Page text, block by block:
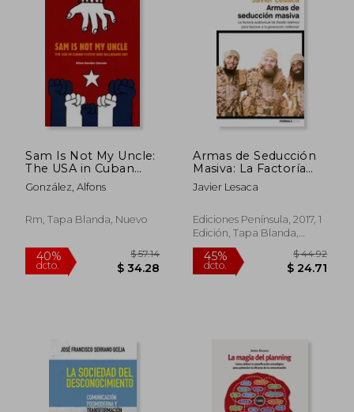
$ 42.00 dcto.
Sam Is Not My Uncle:
The USA in Cuban
Poster and Billboard
Art (en Inglés)
González, Alfons
Rm, Tapa Blanda, Nuevo
Armas de Seducción
Masiva: La Factoría
Audiovisual con la que
Estado Islámico ha
Generación Millennial
Javier Lesaca
Ediciones Península, 2017, 1
Edición, Tapa Blanda,
Nuevo